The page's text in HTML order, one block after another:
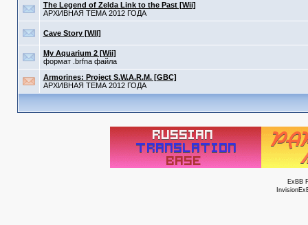
The Legend of Zelda Link to the Past [Wii]
АРХИВНАЯ ТЕМА 2012 ГОДА
Cave Story [WII]
My Aquarium 2 [Wii]
формат .brfna файла
Armorines: Project S.W.A.R.M. [GBC]
АРХИВНАЯ ТЕМА 2012 ГОДА
ExBB